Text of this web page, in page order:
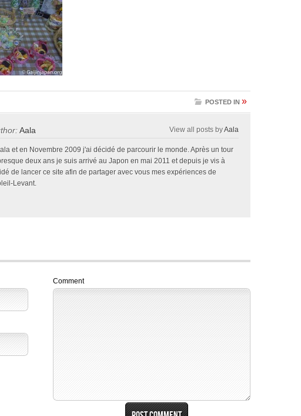
POSTED IN »
Aala View all posts byAala
et en Novembre 2009 j'ai décidé de parcourir le monde. Après un tour
deux ans je suis arrivé au Japon en mai 2011 et depuis je vis à
de lancer ce site afin de partager avec vous mes expériences de
Levant.
Comment